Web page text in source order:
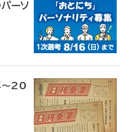
ーソ
20